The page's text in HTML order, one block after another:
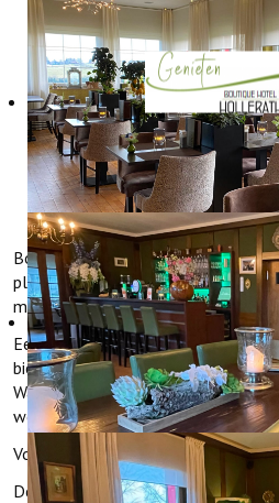
OMGEVING
BLOG
Borrel na uw diner nog even na aan
plaats in de lounge of op het
met vrienden of familie.
Een kopje koffie van vers gemalen
biertje? Een kleine snack of warm
Waar u ook op dat moment trek in
welkom!
Voor hotelgasten is kosteloze wifi
De Lounge & Bar is geopend van